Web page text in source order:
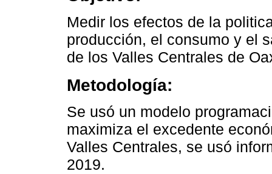
Medir los efectos de la
producción, el consumo y el
de los Valles Centrales de
Metodología:
Se usó un modelo
maximiza el excedente
Valles Centrales, se usó
2019.